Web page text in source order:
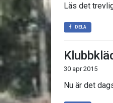
Läs det
DELA
30 apr 2015
Nu är det